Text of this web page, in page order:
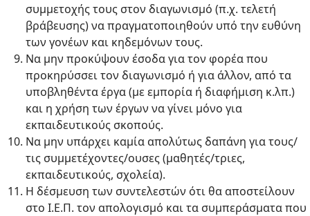
συμμετοχής τους στον διαγωνισμό (π.χ. τελετή
βράβευσης) να πραγματοποιηθούν υπό την ευθύνη
των γονέων και κηδεμόνων τους.
Να μην προκύψουν έσοδα για τον φορέα που
προκηρύσσει τον διαγωνισμό ή για άλλον, από τα
υποβληθέντα έργα (με εμπορία ή διαφήμιση κ.λπ.)
και η χρήση των έργων να γίνει μόνο για
εκπαιδευτικούς σκοπούς.
Να μην υπάρχει καμία απολύτως δαπάνη για τους/
τις συμμετέχοντες/ουσες (μαθητές/τριες,
εκπαιδευτικούς, σχολεία).
Η δέσμευση των συντελεστών ότι θα αποστείλουν
στο Ι.Ε.Π. τον απολογισμό και τα συμπεράσματα που